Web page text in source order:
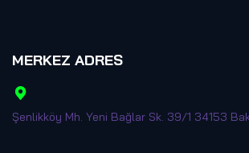
MERKEZ ADRES
Şenlikköy Mh. Yeni Bağlar Sk. 39/1 34153